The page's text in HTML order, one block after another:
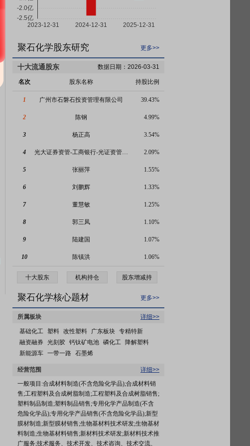
聚石化学股东研究 更多>>
十大流通股东 数据日期：2026-03-31
名次 股东名称 持股比例
1 广州市石磐石投资管理有限公司 39.43%
2 陈钢 4.99%
3 杨正高 3.54%
4 光大证券资管-工商银行-光证资管聚石化学员工参与科创板战略配售集合资产管理计划 2.09%
5 张丽萍 1.55%
6 刘鹏辉 1.33%
7 董慧敏 1.25%
8 郭三凤 1.10%
9 陆建国 1.07%
10 陈镇洪 1.06%
十大股东 机构持仓 股东增减持
聚石化学核心题材 更多>>
所属板块 详细>>
基础化工 塑料 改性塑料 广东板块 专精特新
融资融券 光刻胶 钙钛矿电池 磷化工
降解塑料
新能源车 一带一路 石墨烯
经营范围
详细>>
一般项目:合成材料制造(不含危险化学品);合成材料销
售;工程塑料及合成树脂制造;工程塑料及合成树脂销售;
塑料制品制造;塑料制品销售;专用化学产品制造(不含
危险化学品);专用化学产品销售(不含危险化学品);新型
膜材制造;新型膜材销售;生物基材料技术研发;生物基材
料制造;生物基材料销售;新材料技术研发;新材料技术推
广服务;技术服务、技术开发、技术咨询、技术交流、